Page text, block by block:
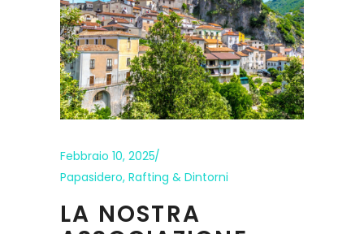
Febbraio 10, 2025
Papasidero, Rafting & Dintorni
LA NOSTRA